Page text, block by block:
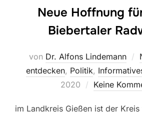
Neue Hoffnung
Biebertaler
von Dr. Alfons Lindemann
entdecken, Politik,
2020
Keine
im Landkreis Gießen ist der